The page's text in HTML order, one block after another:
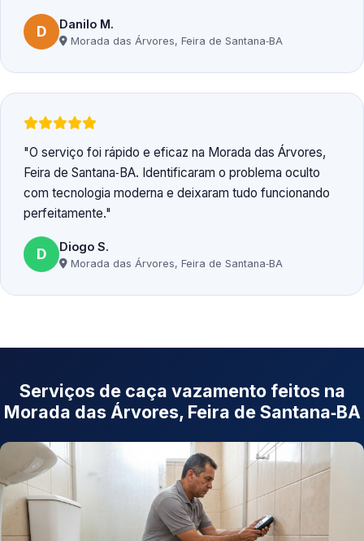
D Danilo M.
Morada das Árvores, Feira de Santana‑BA
O serviço foi rápido e eficaz na Morada das Árvores,
Feira de Santana‑BA. Identificaram o problema oculto
com tecnologia moderna e deixaram tudo funcionando
perfeitamente.
D Diogo S.
Morada das Árvores, Feira de Santana‑BA
Serviços de caça vazamento feitos na
Morada das Árvores, Feira de Santana‑BA